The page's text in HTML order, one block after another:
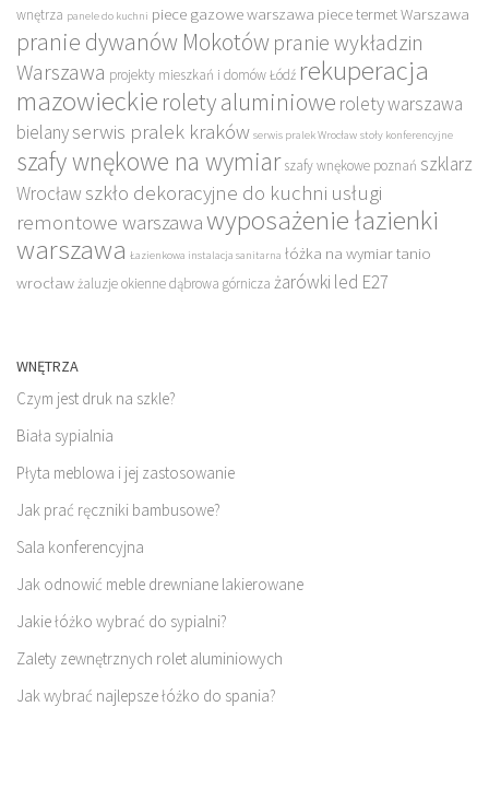
wnętrza panele do kuchni piece gazowe warszawa piece termet Warszawa
pranie dywanów Mokotów pranie wykładzin
Warszawa projekty mieszkań i domów Łódź rekuperacja
mazowieckie rolety aluminiowe rolety warszawa
bielanyserwis pralek kraków serwis pralek Wrocław stoły konferencyjne
szafy wnękowe na wymiar szafy wnękowe poznań szklarz
Wrocław szkło dekoracyjne do kuchni usługi
remontowe warszawawyposażenie łazienki
warszawa Łazienkowa instalacja sanitarna łóżka na wymiar tanio
wrocławżaluzje okienne dąbrowa górnicza żarówki led E27
WNĘTRZA
Czym jest druk na szkle?
Biała sypialnia
Płyta meblowa i jej zastosowanie
Jak prać ręczniki bambusowe?
Sala konferencyjna
Jak odnowić meble drewniane lakierowane
Jakie łóżko wybrać do sypialni?
Zalety zewnętrznych rolet aluminiowych
Jak wybrać najlepsze łóżko do spania?